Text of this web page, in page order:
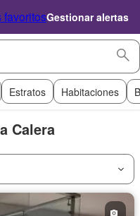
favoritosGestionar alertas
Estratos Habitaciones
Calera